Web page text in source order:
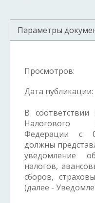
Параметры
Просмотров:
Дата публикации:
В
Налогового
Федерации с
должны
уведомление
налогов,
сборов,
(далее -